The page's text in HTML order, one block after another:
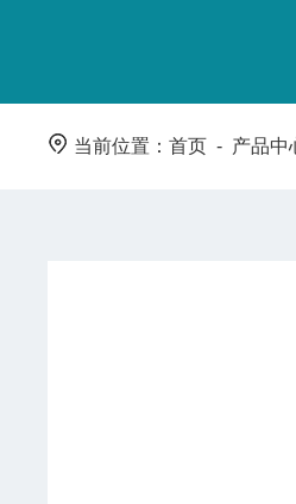
当前位置：首页 - 产品中